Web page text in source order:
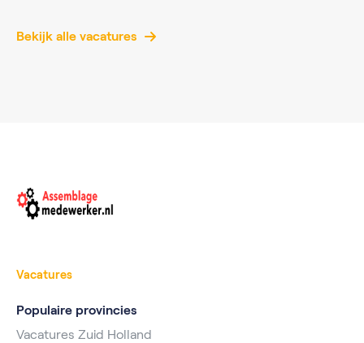
Bekijk alle vacatures
Vacatures
Populaire provincies
Vacatures Zuid Holland